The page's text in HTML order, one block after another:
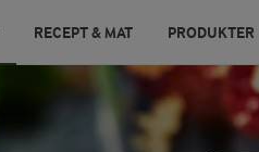
RECEPT & MAT PRODUKTER